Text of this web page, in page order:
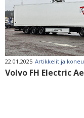
22.01.2025 Artikkelit ja
Volvo FH Electric